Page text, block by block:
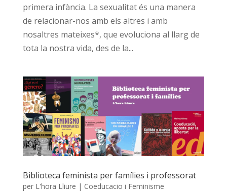
primera infància. La sexualitat és una manera
de relacionar-nos amb els altres i amb
nosaltres mateixes*, que evoluciona al llarg de
tota la nostra vida, des de la...
Biblioteca feminista per famílies i professorat
per L'hora Lliure | Coeducacio i Feminisme